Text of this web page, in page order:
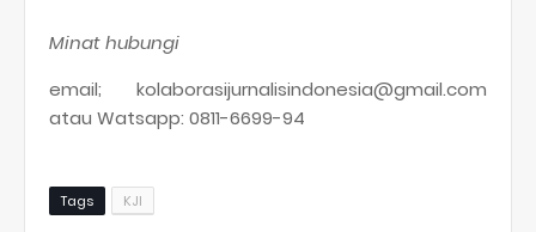
Minat hubungi
email; kolaborasijurnalisindonesia@gmail.com
atau Watsapp: 0811-6699-94
Tags KJI